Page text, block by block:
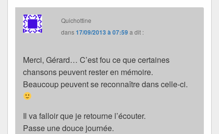
Quichottine
dans17/09/2013 à 07:59a dit :
Merci, Gérard… C’est fou ce que certaines
chansons peuvent rester en mémoire.
Beaucoup peuvent se reconnaître dans celle-ci.
Il va falloir que je retourne l’écouter.
Passe une douce journée.